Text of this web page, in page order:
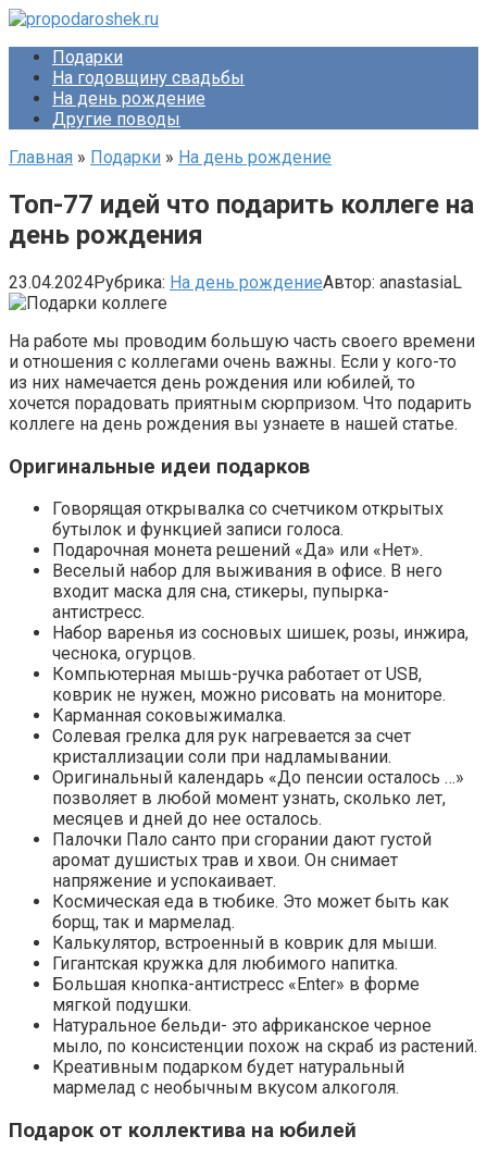
Перейти
контентуПодарки
На годовщину свадьбы
На день рождение
Другие поводы
Главная » Подарки » На день рождение
Топ-77 идей что подарить коллеге на
день рождения
23.04.2024Рубрика: На день рождениеАвтор: anastasiaL
На работе мы проводим большую часть своего времени
и отношения с коллегами очень важны. Если у кого-то
из них намечается день рождения или юбилей, то
хочется порадовать приятным сюрпризом. Что подарить
коллеге на день рождения вы узнаете в нашей статье.
Оригинальные идеи подарков
Говорящая открывалка со счетчиком открытых
бутылок и функцией записи голоса.
Подарочная монета решений «Да» или «Нет».
Веселый набор для выживания в офисе. В него
входит маска для сна, стикеры, пупырка-
антистресс.
Набор варенья из сосновых шишек, розы, инжира,
чеснока, огурцов.
Компьютерная мышь-ручка работает от USB,
коврик не нужен, можно рисовать на мониторе.
Карманная соковыжималка.
Солевая грелка для рук нагревается за счет
кристаллизации соли при надламывании.
Оригинальный календарь «До пенсии осталось …»
позволяет в любой момент узнать, сколько лет,
месяцев и дней до нее осталось.
Палочки Пало санто при сгорании дают густой
аромат душистых трав и хвои. Он снимает
напряжение и успокаивает.
Космическая еда в тюбике. Это может быть как
борщ, так и мармелад.
Калькулятор, встроенный в коврик для мыши.
Гигантская кружка для любимого напитка.
Большая кнопка-антистресс «Enter» в форме
мягкой подушки.
Натуральное бельди- это африканское черное
мыло, по консистенции похож на скраб из растений.
Креативным подарком будет натуральный
мармелад с необычным вкусом алкоголя.
Подарок от коллектива на юбилей